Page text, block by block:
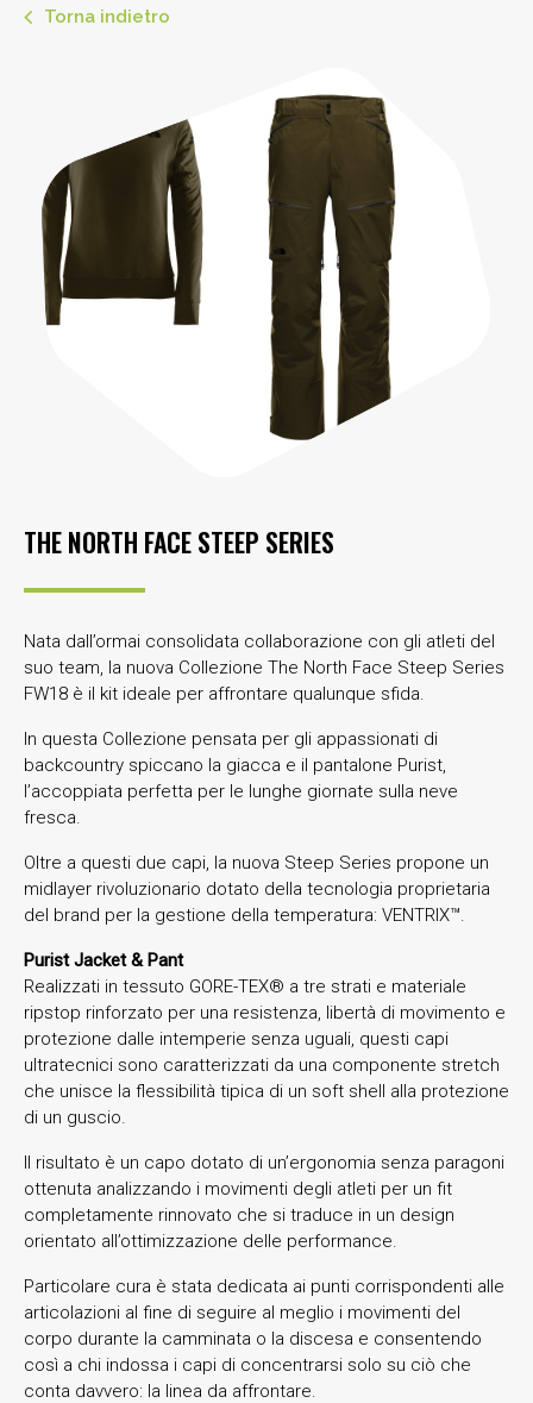
Torna indietro
THE NORTH FACE STEEP SERIES
Nata dall’ormai consolidata collaborazione con gli atleti del
suo team, la nuova Collezione The North Face Steep Series
FW18 è il kit ideale per affrontare qualunque sfida.
In questa Collezione pensata per gli appassionati di
backcountry spiccano la giacca e il pantalone Purist,
l’accoppiata perfetta per le lunghe giornate sulla neve
fresca.
Oltre a questi due capi, la nuova Steep Series propone un
midlayer rivoluzionario dotato della tecnologia proprietaria
del brand per la gestione della temperatura: VENTRIX™.
Purist Jacket & Pant
Realizzati in tessuto GORE-TEX® a tre strati e materiale
ripstop rinforzato per una resistenza, libertà di movimento e
protezione dalle intemperie senza uguali, questi capi
ultratecnici sono caratterizzati da una componente stretch
che unisce la flessibilità tipica di un soft shell alla protezione
di un guscio.
Il risultato è un capo dotato di un’ergonomia senza paragoni
ottenuta analizzando i movimenti degli atleti per un fit
completamente rinnovato che si traduce in un design
orientato all’ottimizzazione delle performance.
Particolare cura è stata dedicata ai punti corrispondenti alle
articolazioni al fine di seguire al meglio i movimenti del
corpo durante la camminata o la discesa e consentendo
così a chi indossa i capi di concentrarsi solo su ciò che
conta davvero: la linea da affrontare.